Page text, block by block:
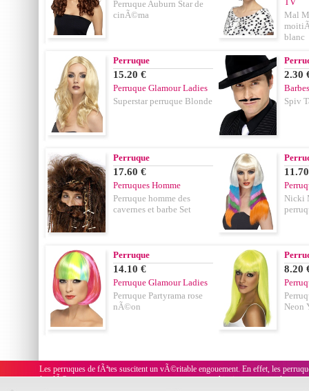
Perruque Auburn Star de
cinÃ©ma
Mal
blanc
Perruque
15.20 €
Perruque Glamour Ladies
Superstar perruque Blonde
2.30
Spiv
Perruque
17.60 €
Perruques Homme
Perruque homme des
cavernes et barbe Set
Nicki
Perruque
14.10 €
Perruque Glamour Ladies
Perruque Partyrama rose
nÃ©on
8.20
Neon
Les perruques de fÃªtes suscitent un vÃ©ritable engouement. En effet, les
des dÃ©guisements, costumes et tenues en tout genre. Ainsi, on trouvera des